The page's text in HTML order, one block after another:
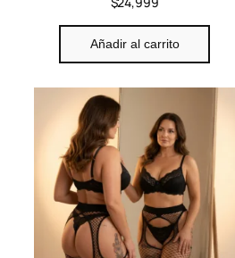
Añadir al carrito